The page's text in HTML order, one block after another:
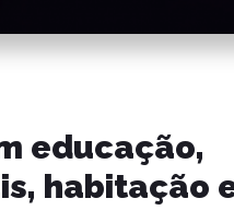
educação,
habitação